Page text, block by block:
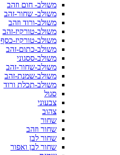
משולב- חום וזהב
משולב- שחור-זהב
משולב-ורוד וזהב
משולב-טורקיז-זהב
משולב-טורקיז-כסף
משולב-כתום-זהב
משולב-ססגוני
משולב-שחור-זהב
משולב-שמנת-זהב
משולב-תכלת ורוד
סגול
צבעוני
צהוב
שחור
שחור וזהב
שחור לבן
שחור לבן ואפור